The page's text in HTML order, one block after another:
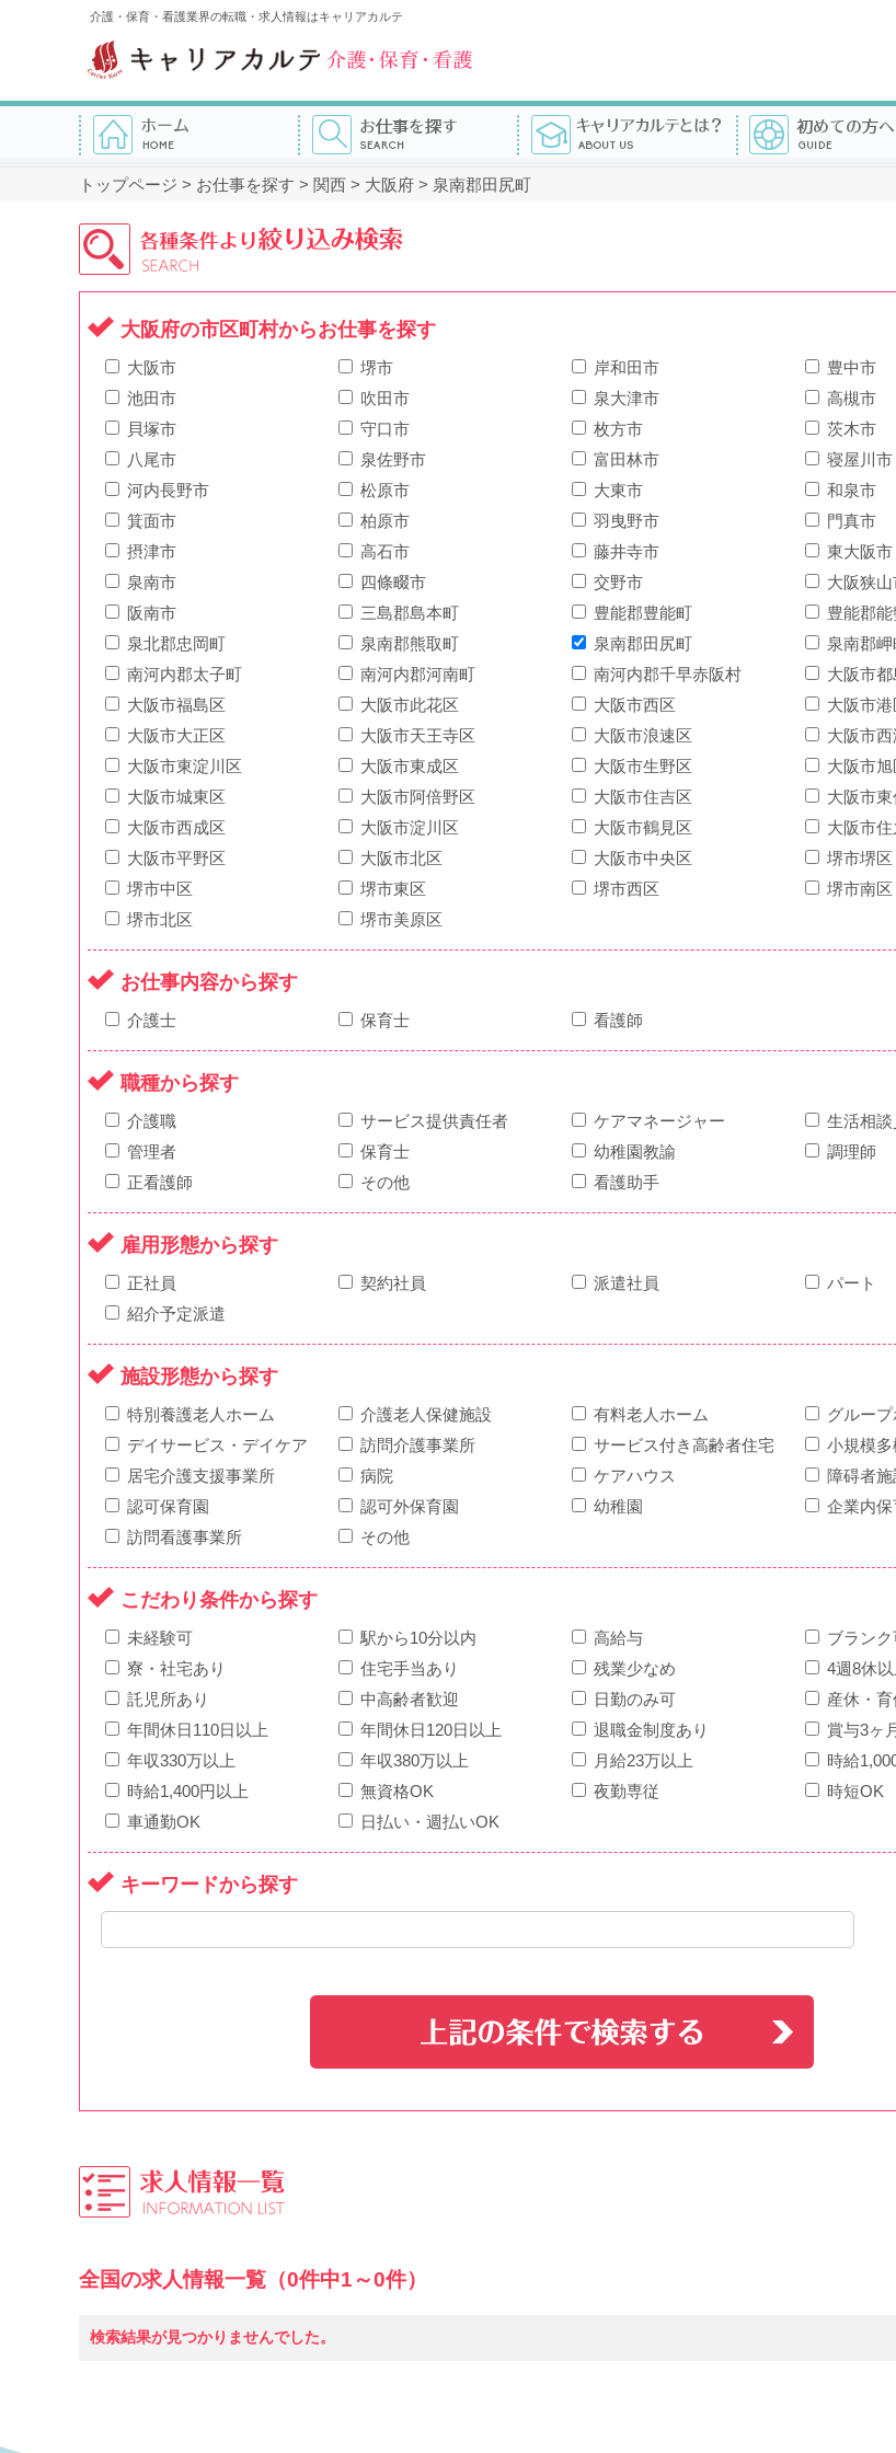
介護・保育・看護業界の転職・求人情報はキャリアカルテ
トップページ > お仕事を探す > 関西 > 大阪府 > 泉南郡田尻町
大阪府の市区町村からお仕事を探す
大阪市 堺市 岸和田市
豊中市
池田市
吹田市 泉大津市
高槻市
貝塚市
守口市 枚方市
茨木市
八尾市
泉佐野市 富田林市
寝屋川市
河内長野市
松原市 大東市
和泉市
箕面市
柏原市 羽曳野市
門真市
摂津市
高石市 藤井寺市
東大阪市
泉南市
四條畷市 交野市
大阪狭山
阪南市
三島郡島本町 豊能郡豊能町
豊能郡
泉北郡忠岡町
泉南郡熊取町 泉南郡田尻町
泉南郡岬
南河内郡太子町
南河内郡河南町 南河内郡千早赤阪村
大阪市都
大阪市福島区
大阪市此花区 大阪市西区
大阪市港
大阪市大正区
大阪市天王寺区 大阪市浪速区
大阪市
大阪市東淀川区
大阪市東成区 大阪市生野区
大阪市旭
大阪市城東区
大阪市阿倍野区 大阪市住吉区
大阪市
大阪市西成区
大阪市淀川区 大阪市鶴見区
大阪市
大阪市平野区
大阪市北区 大阪市中央区
堺市堺区
堺市中区
堺市東区 堺市西区
堺市南区
堺市北区
堺市美原区
お仕事内容から探す
介護士 保育士 看護師
職種から探す
介護職 サービス提供責任者 ケアマネージャー
生活相談
管理者
保育士 幼稚園教諭
調理師
正看護師
その他 看護助手
雇用形態から探す
正社員 契約社員 派遣社員
パート
紹介予定派遣
施設形態から探す
特別養護老人ホーム 介護老人保健施設 有料老人ホーム
グループ
デイサービス・デイケア
訪問介護事業所 サービス付き高齢者住宅
小規模
居宅介護支援事業所
病院 ケアハウス
障碍者施
認可保育園
認可外保育園 幼稚園
企業内保
訪問看護事業所
その他
こだわり条件から探す
未経験可 駅から10分以内 高給与
ブランク
寮・社宅あり
住宅手当あり 残業少なめ
4週8休以
託児所あり
中高齢者歓迎 日勤のみ可
産休・
年間休日110日以上
年間休日120日以上 退職金制度あり
賞与3ヶ
年収330万以上
年収380万以上 月給23万以上
時給
時給1,400円以上
無資格OK 夜勤専従
時短OK
車通勤OK
日払い・週払いOK
キーワードから探す
全国の求人情報一覧（0件中1～0件）
検索結果が見つかりませんでした。